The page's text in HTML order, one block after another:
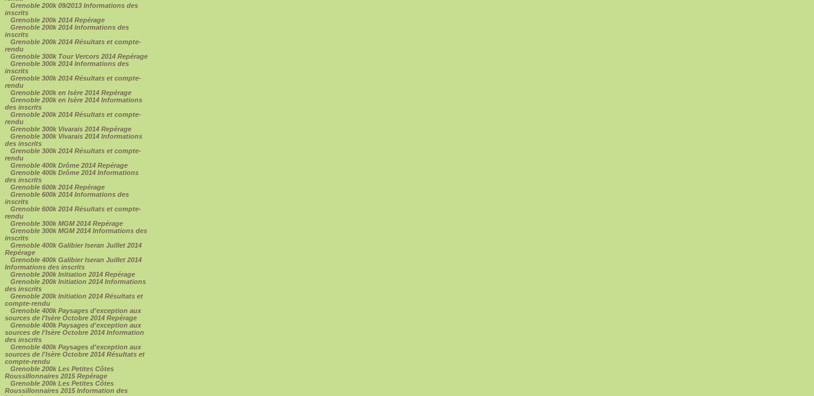
Grenoble 200k 09/2013 Informations des
inscrits
Grenoble 200k 2014 Repérage
Grenoble 200k 2014 Informations des
inscrits
Grenoble 200k 2014 Résultats et compte-
rendu
Grenoble 300k Tour Vercors 2014 Repérage
Grenoble 300k 2014 Informations des
inscrits
Grenoble 300k 2014 Résultats et compte-
rendu
Grenoble 200k en Isère 2014 Repérage
Grenoble 200k en Isère 2014 Informations
des inscrits
Grenoble 200k 2014 Résultats et compte-
rendu
Grenoble 300k Vivarais 2014 Repérage
Grenoble 300k Vivarais 2014 Informations
des inscrits
Grenoble 300k 2014 Résultats et compte-
rendu
Grenoble 400k Drôme 2014 Repérage
Grenoble 400k Drôme 2014 Informations
des inscrits
Grenoble 600k 2014 Repérage
Grenoble 600k 2014 Informations des
inscrits
Grenoble 600k 2014 Résultats et compte-
rendu
Grenoble 300k MGM 2014 Repérage
Grenoble 300k MGM 2014 Informations des
inscrits
Grenoble 400k Galibier Iseran Juillet 2014
Repérage
Grenoble 400k Galibier Iseran Juillet 2014
Informations des inscrits
Grenoble 200k Initiation 2014 Repérage
Grenoble 200k Initiation 2014 Informations
des inscrits
Grenoble 200k Initiation 2014 Résultats et
compte-rendu
Grenoble 400k Paysages d'exception aux
sources de l'Isère Octobre 2014 Repérage
Grenoble 400k Paysages d'exception aux
sources de l'Isère Octobre 2014 Information
des inscrits
Grenoble 400k Paysages d'exception aux
sources de l'Isère Octobre 2014 Résultats et
compte-rendu
Grenoble 200k Les Petites Côtes
Roussillonnaires 2015 Repérage
Grenoble 200k Les Petites Côtes
Roussillonnaires 2015 Information des